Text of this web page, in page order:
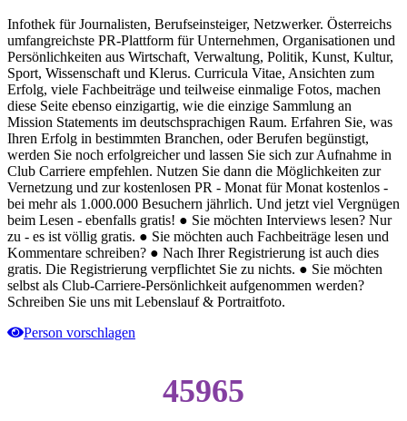
Infothek für Journalisten, Berufseinsteiger, Netzwerker. Österreichs
umfangreichste PR-Plattform für Unternehmen, Organisationen und
Persönlichkeiten aus Wirtschaft, Verwaltung, Politik, Kunst, Kultur,
Sport, Wissenschaft und Klerus. Curricula Vitae, Ansichten zum
Erfolg, viele Fachbeiträge und teilweise einmalige Fotos, machen
diese Seite ebenso einzigartig, wie die einzige Sammlung an
Mission Statements im deutschsprachigen Raum. Erfahren Sie, was
Ihren Erfolg in bestimmten Branchen, oder Berufen begünstigt,
werden Sie noch erfolgreicher und lassen Sie sich zur Aufnahme in
Club Carriere empfehlen. Nutzen Sie dann die Möglichkeiten zur
Vernetzung und zur kostenlosen PR - Monat für Monat kostenlos -
bei mehr als 1.000.000 Besuchern jährlich. Und jetzt viel Vergnügen
beim Lesen - ebenfalls gratis! ● Sie möchten Interviews lesen? Nur
zu - es ist völlig gratis. ● Sie möchten auch Fachbeiträge lesen und
Kommentare schreiben? ● Nach Ihrer Registrierung ist auch dies
gratis. Die Registrierung verpflichtet Sie zu nichts. ● Sie möchten
selbst als Club-Carriere-Persönlichkeit aufgenommen werden?
Schreiben Sie uns mit Lebenslauf & Portraitfoto.
Person vorschlagen
45965